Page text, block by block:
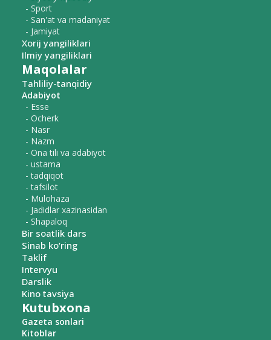
- Sport
- San'at va madaniyat
- Jamiyat
Xorij yangiliklari
Ilmiy yangiliklari
Maqolalar
Tahliliy-tanqidiy
Adabiyot
- Esse
- Ocherk
- Nasr
- Nazm
- Ona tili va adabiyot
- ustama
- tadqiqot
- tafsilot
- Mulohaza
- Jadidlar xazinasidan
- Shapaloq
Bir soatlik dars
Sinab ko‘ring
Taklif
Intervyu
Darslik
Kino tavsiya
Kutubxona
Gazeta sonlari
Kitoblar